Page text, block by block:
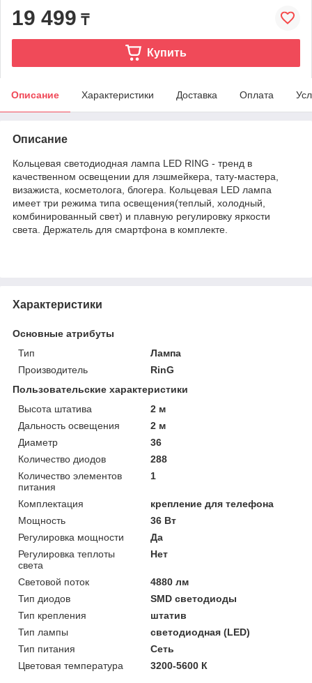
19 499 ₸
Купить
Описание Характеристики Доставка Оплата
Описание
Кольцевая светодиодная лампа LED RING - тренд в
качественном освещении для лэшмейкера, тату-мастера,
визажиста, косметолога, блогера. Кольцевая LED лампа
имеет три режима типа освещения(теплый, холодный,
комбинированный свет) и плавную регулировку яркости
света. Держатель для смартфона в комплекте.
Характеристики
Основные атрибуты
Тип
Лампа
Производитель
RinG
Пользовательские характеристики
Высота штатива
2 м
Дальность освещения
2 м
Диаметр
36
Количество диодов
288
Количество элементов
питания
1
Комплектация
крепление для телефона
Мощность
36 Вт
Регулировка мощности
Да
Регулировка теплоты
света
Нет
Световой поток
4880 лм
Тип диодов
SMD светодиоды
Тип крепления
штатив
Тип лампы
светодиодная (LED)
Тип питания
Сеть
Цветовая температура
3200-5600 К